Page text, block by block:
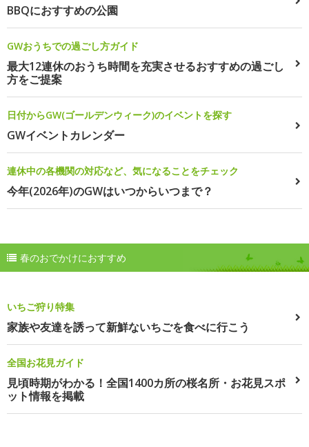
BBQにおすすめの公園
GWおうちでの過ごし方ガイド
最大12連休のおうち時間を充実させるおすすめの過ごし
方をご提案
日付からGW(ゴールデンウィーク)のイベントを探す
GWイベントカレンダー
連休中の各機関の対応など、気になることをチェック
今年(2026年)のGWはいつからいつまで？
春のおでかけにおすすめ
いちご狩り特集
家族や友達を誘って新鮮ないちごを食べに行こう
全国お花見ガイド
見頃時期がわかる！全国1400カ所の桜名所・お花見スポ
ット情報を掲載